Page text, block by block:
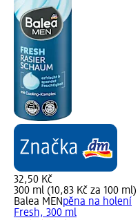
32,50 Kč
300 ml (10,83 Kč za 100 ml)
Balea MENpěna na holení
Fresh, 300 ml